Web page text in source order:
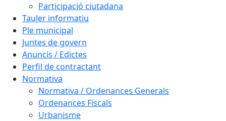
Participació ciutadana
Tauler informatiu
Ple municipal
Juntes de govern
Anuncis / Edictes
Perfil de contractant
Normativa
Normativa / Ordenances Generals
Ordenances Fiscals
Urbanisme